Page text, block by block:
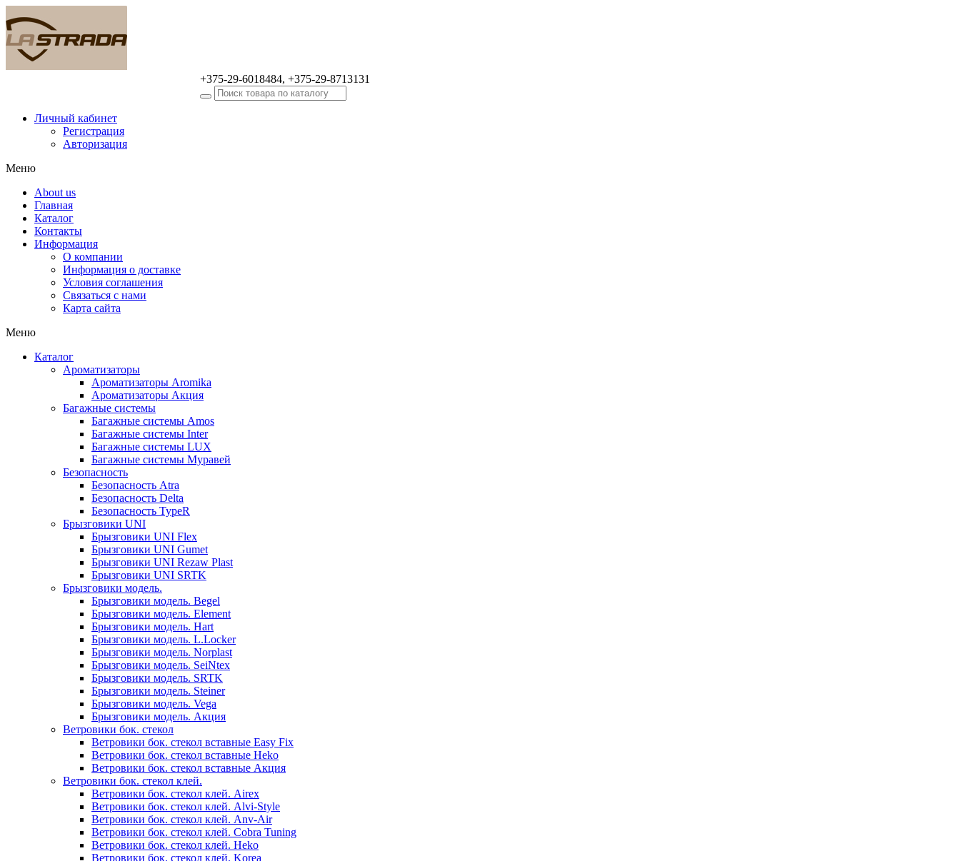
+375-29-6018484, +375-29-8713131
Личный кабинет
Регистрация
Авторизация
Меню
About us
Главная
Каталог
Контакты
Информация
О компании
Информация о доставке
Условия соглашения
Связаться с нами
Карта сайта
Меню
Каталог
Ароматизаторы
Ароматизаторы Aromika
Ароматизаторы Акция
Багажные системы
Багажные системы Amos
Багажные системы Inter
Багажные системы LUX
Багажные системы Муравей
Безопасность
Безопасность Atra
Безопасность Delta
Безопасность TypeR
Брызговики UNI
Брызговики UNI Flex
Брызговики UNI Gumet
Брызговики UNI Rezaw Plast
Брызговики UNI SRTK
Брызговики модель.
Брызговики модель. Begel
Брызговики модель. Element
Брызговики модель. Hart
Брызговики модель. L.Locker
Брызговики модель. Norplast
Брызговики модель. SeiNtex
Брызговики модель. SRTK
Брызговики модель. Steiner
Брызговики модель. Vega
Брызговики модель. Акция
Ветровики бок. стекол
Ветровики бок. стекол вставные Easy Fix
Ветровики бок. стекол вставные Heko
Ветровики бок. стекол вставные Акция
Ветровики бок. стекол клей.
Ветровики бок. стекол клей. Airex
Ветровики бок. стекол клей. Alvi-Style
Ветровики бок. стекол клей. Anv-Air
Ветровики бок. стекол клей. Cobra Tuning
Ветровики бок. стекол клей. Heko
Ветровики бок. стекол клей. Korea